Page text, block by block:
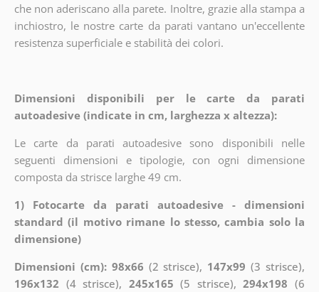
che non aderiscano alla parete. Inoltre, grazie alla stampa a
inchiostro, le nostre carte da parati vantano un'eccellente
resistenza superficiale e stabilità dei colori.
Dimensioni disponibili per le carte da parati
autoadesive (indicate in cm, larghezza x altezza):
Le carte da parati autoadesive sono disponibili nelle
seguenti dimensioni e tipologie, con ogni dimensione
composta da strisce larghe 49 cm.
1) Fotocarte da parati autoadesive - dimensioni
standard (il motivo rimane lo stesso, cambia solo la
dimensione)
Dimensioni (cm): 98x66 (2 strisce), 147x99 (3 strisce),
196x132 (4 strisce), 245x165 (5 strisce),294x198 (6